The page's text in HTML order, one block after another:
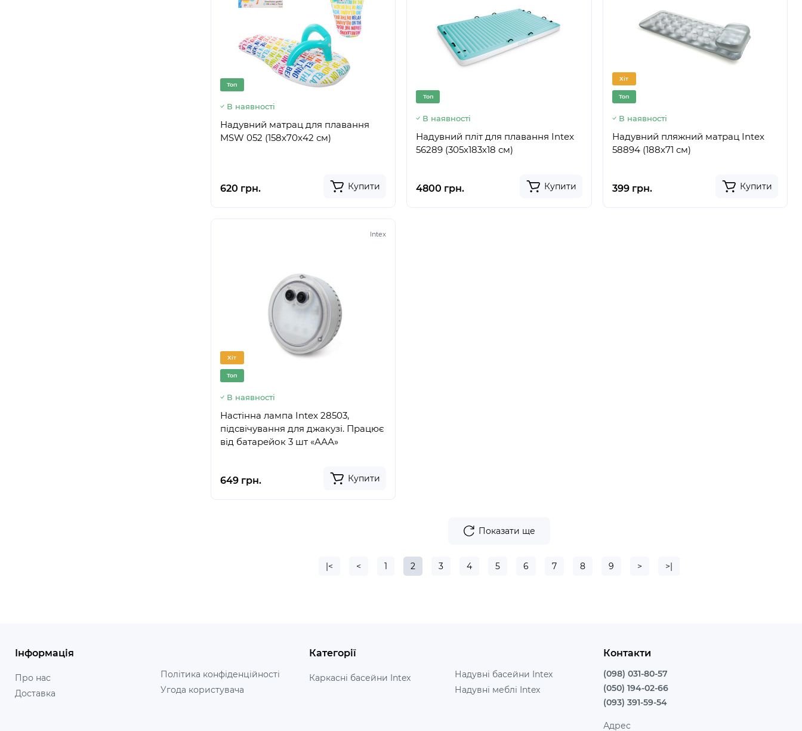
Топ
В наявності
Надувний матрац для плавання
MSW 052 (158х70х42 см)
620 грн. Купити
Топ
В наявності
Надувний пліт для плавання Intex
56289 (305х183х18 см)
4800 грн. Купити
Хіт
Топ
В наявності
Надувний пляжний матрац Intex
58894 (188х71 см)
399 грн. Купити
Intex
Хіт
Топ
В наявності
Настінна лампа Intex 28503,
підсвічування для джакузі. Працює
від батарейок 3 шт «ААА»
649 грн. Купити
Показати ще
|< < 1 2 3 4 5 6 7 8 9 > >|
Інформація
Про нас
Доставка
Політика конфіденційності
Угода користувача
Категорії
Каркасні басейни Intex
Надувні басейни Intex
Надувні меблі Intex
Контакти
(098) 031-80-57
(050) 194-02-66
(093) 391-59-54
Адрес